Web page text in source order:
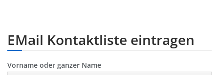
EMail Kontaktliste eintragen
Vorname oder ganzer Name